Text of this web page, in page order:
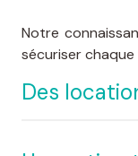
Notre
sécuriser chaque
Des